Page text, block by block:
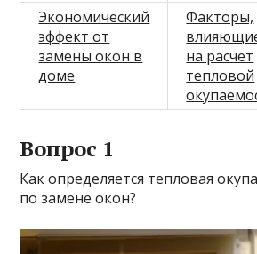
Экономический
эффект от
замены окон в
доме
Факторы,
на расчет
тепловой
Вопрос 1
Как определяется тепловая
по замене окон?